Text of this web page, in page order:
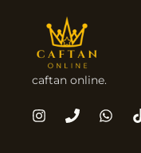
caftan online.